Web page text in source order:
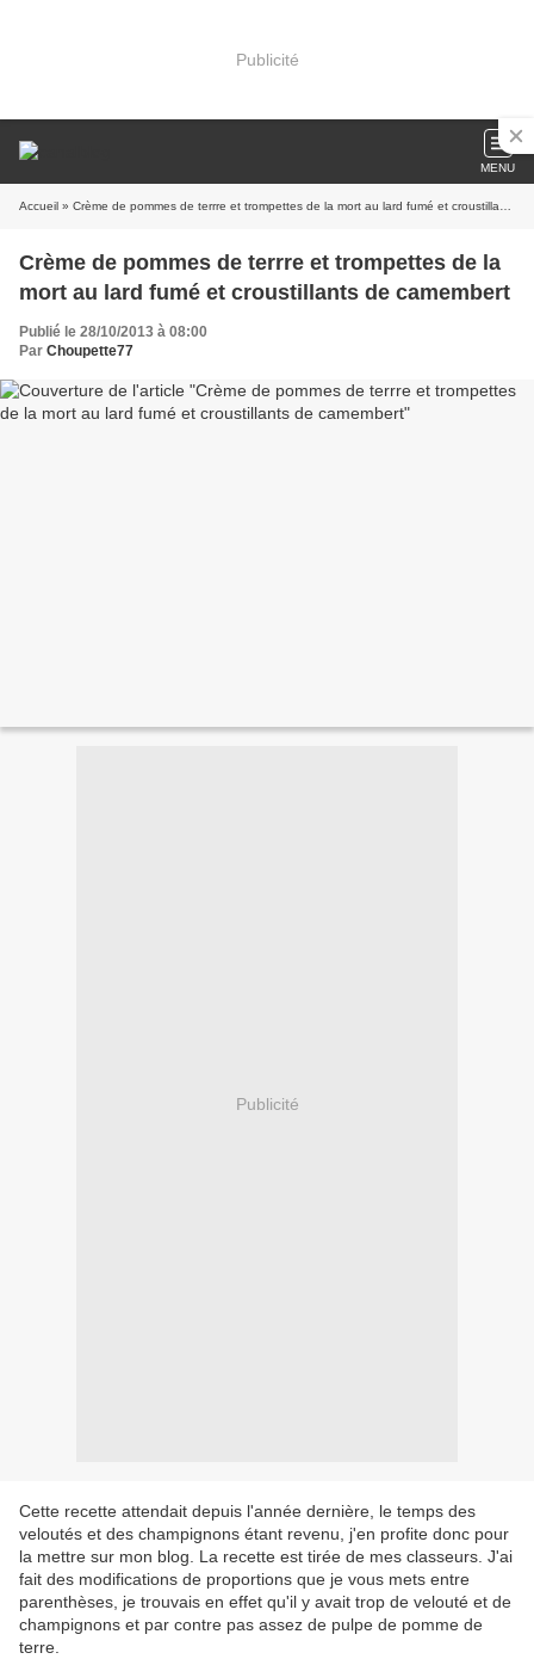
Publicité
MENU
Accueil » Crème de pommes de terrre et trompettes de la mort au lard fumé et croustillants de camembert
Crème de pommes de terrre et trompettes de la
mort au lard fumé et croustillants de camembert
Publié le 28/10/2013 à 08:00
Par Choupette77
Publicité
Cette recette attendait depuis l'année dernière, le temps des
veloutés et des champignons étant revenu, j'en profite donc pour
la mettre sur mon blog. La recette est tirée de mes classeurs. J'ai
fait des modifications de proportions que je vous mets entre
parenthèses, je trouvais en effet qu'il y avait trop de velouté et de
champignons et par contre pas assez de pulpe de pomme de
terre.